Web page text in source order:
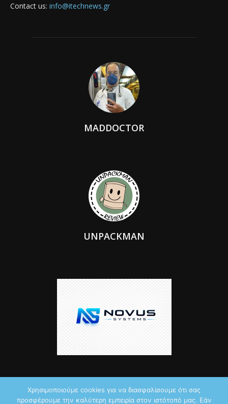
Contact us: info@itechnews.gr
MADDOCTOR
UNPACKMAN
Χρησιμοποιούμε cookies για να διασφαλίσουμε ότι σας
προσφέρουμε την καλύτερη εμπειρία στον ιστότοπό μας. Εάν